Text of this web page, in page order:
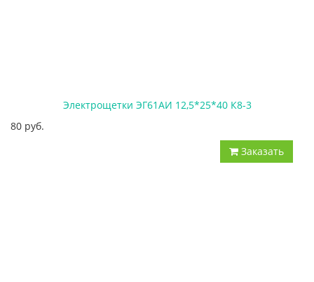
Электрощетки ЭГ61АИ 12,5*25*40 К8-3
80 руб.
Заказать